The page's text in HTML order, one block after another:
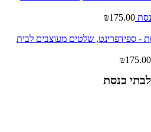
₪175.00
₪175.00
כנסת